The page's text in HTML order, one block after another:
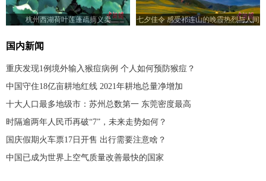
杭州西湖荷叶莲蓬疏摘义卖
七夕佳令 感受祁连山的晚霞热烈与人间
国内新闻
重庆发现1例境外输入猴痘病例 个人如何预防猴痘？
中国守住18亿亩耕地红线 2021年耕地总量净增加
十大人口最多地级市：苏州总数第一 东莞密度最高
时隔逾两年人民币再破“7”，未来走势如何？
国庆假期火车票17日开售 出行需要注意啥？
中国已成为世界上空气质量改善最快的国家